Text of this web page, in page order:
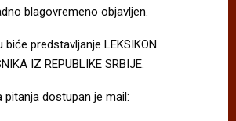
blagovremeno objavljen.
predstavljanje LEKSIKON
IZ REPUBLIKE SRBIJE.
pitanja dostupan je mail: